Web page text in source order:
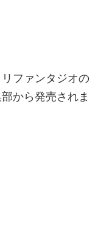
ファンタジオの
から発売されま